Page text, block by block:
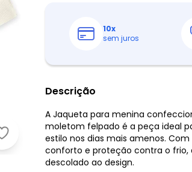
Marisol - Jaqueta com Capuz Infantil
10x
sem juros
Descrição
A Jaqueta para menina
moletom felpado é a peça ideal
estilo nos dias mais amenos.
conforto e proteção contra o
descolado ao design.